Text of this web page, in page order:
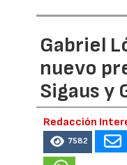
Gabriel
nuevo
Sigaus y
Redacción
7582